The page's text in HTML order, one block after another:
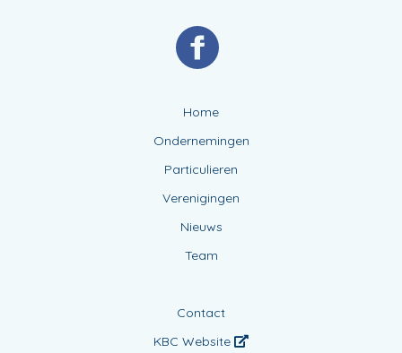
Home
Ondernemingen
Particulieren
Verenigingen
Nieuws
Team
Contact
KBC Website